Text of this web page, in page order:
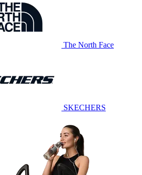
The North Face
SKECHERS